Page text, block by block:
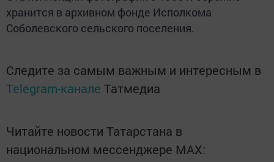
хранится в архивном фонде Исполкома
Соболевского сельского поселения.
Следите за самым важным и интересным в
Telegram-канале Татмедиа
Читайте новости Татарстана в
национальном мессенджере MАХ: